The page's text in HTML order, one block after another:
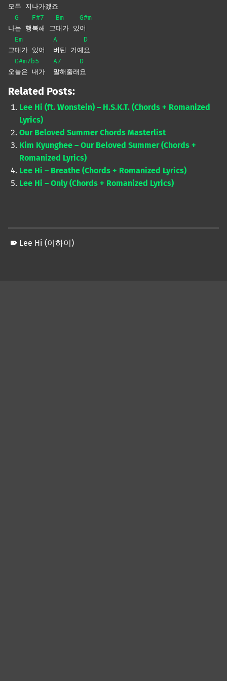
모두 지나가겠죠
나
G
는 행
F#7
복해 그
Bm
대가 있
G#m
어
그
Em
대가 있어
A
버틴 거예
D
요
오
G#m7b5
늘은 내가
A7
말해줄래
D
요
Related Posts:
Lee Hi (ft. Wonstein) – H.S.K.T. (Chords + Romanized
Lyrics)
Our Beloved Summer Chords Masterlist
Kim Kyunghee – Our Beloved Summer (Chords +
Romanized Lyrics)
Lee Hi – Breathe (Chords + Romanized Lyrics)
Lee Hi – Only (Chords + Romanized Lyrics)
Lee Hi (이하이)